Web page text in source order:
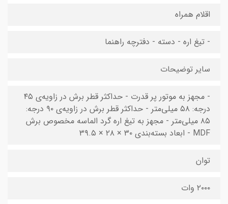
اقلام همراه
- تیغ اره - دسته - دفترچه راهنما
سایر توضیحات
- مجهز به موتور پر قدرت - حداکثر قطر برش در زاویه‌ی ۴۵
درجه: ۵۸ میلی‌متر - حداکثر قطر برش در زاویه‌ی ۹۰ درجه:
۸۵ میلی‌متر - مجهز به تیغ اره گرد الماسه مخصوص برش
MDF - ابعاد بسته‌بندی ۳۰ × ۲۸ × ۳۹.۵
توان
۲۰۰۰ وات